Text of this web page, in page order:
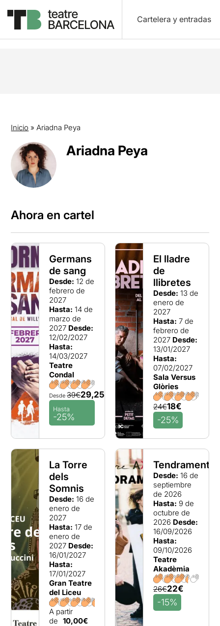
Cartelera y entradas
Inicio »Ariadna Peya
Ariadna Peya
Ahora en cartel
Germans
de sang
Desde: 12 de
febrero de
2027
Hasta: 14 de
marzo de
2027 Desde:
12/02/2027
Hasta:
14/03/2027
Teatre
Condal
Desde39€29,25€
Hasta
-25%
El lladre
de
llibretes
Desde: 13 de
enero de
2027
Hasta: 7 de
febrero de
2027 Desde:
13/01/2027
Hasta:
07/02/2027
Sala Versus
Glòries
24€18€
-25%
La Torre
dels
Somnis
Desde: 16 de
enero de
2027
Hasta: 17 de
enero de
2027 Desde:
16/01/2027
Hasta:
17/01/2027
Gran Teatre
del Liceu
A partir
de 10,00€
Tendrament
Desde: 16 de
septiembre
de 2026
Hasta: 9 de
octubre de
2026 Desde:
16/09/2026
Hasta:
09/10/2026
Teatre
Akadèmia
26€22€
-15%